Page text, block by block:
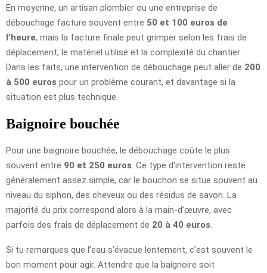
En moyenne, un artisan plombier ou une entreprise de
débouchage facture souvent entre 50 et 100 euros de
l’heure, mais la facture finale peut grimper selon les frais de
déplacement, le matériel utilisé et la complexité du chantier.
Dans les faits, une intervention de débouchage peut aller de 200
à 500 euros pour un problème courant, et davantage si la
situation est plus technique.
Baignoire bouchée
Pour une baignoire bouchée, le débouchage coûte le plus
souvent entre 90 et 250 euros . Ce type d’intervention reste
généralement assez simple, car le bouchon se situe souvent au
niveau du siphon, des cheveux ou des résidus de savon. La
majorité du prix correspond alors à la main-d’œuvre, avec
parfois des frais de déplacement de 20 à 40 euros
Si tu remarques que l’eau s’évacue lentement, c’est souvent le
bon moment pour agir. Attendre que la baignoire soit